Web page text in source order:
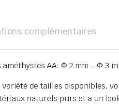
complémentaires
AA: Φ 2 mm – Φ 3
variété de tailles disponibles,
naturels purs et a un